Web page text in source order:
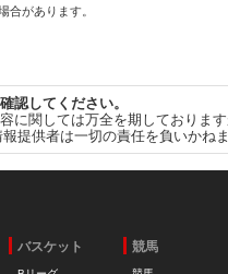
合があります。
認してください。
に関しては万全を期しており
提供者は一切の責任を負いかねま
バスケット 競馬